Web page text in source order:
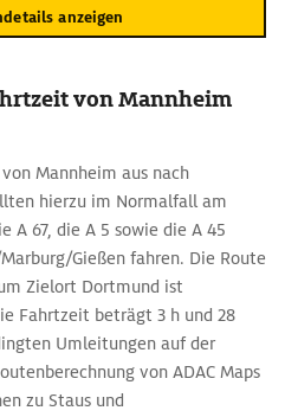
anzeigen
von Mannheim
Mannheim aus nach
hierzu im Normalfall am
A 67, die A 5 sowie die A 45
Gießen fahren. Die Route
Zielort Dortmund ist
Fahrtzeit beträgt 3 h und 28
Umleitungen auf der
von ADAC Maps
zu Staus und